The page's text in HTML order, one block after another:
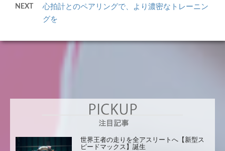
NEXT
心拍計とのペアリングで、より濃密なトレーニン
グを
世界王者の走りを全アスリートへ【新型ス
ピードマックス】誕生